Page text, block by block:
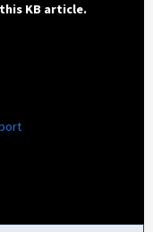
KB article.